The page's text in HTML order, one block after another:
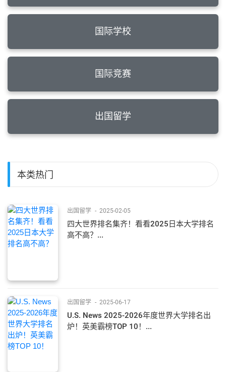
国际学校
国际竞赛
出国留学
本类热门
出国留学 - 2025-02-05
四大世界排名集齐！看看2025日本大学排名
高不高？...
出国留学 - 2025-06-17
U.S. News 2025-2026年度世界大学排名出
炉！英美霸榜TOP 10！...